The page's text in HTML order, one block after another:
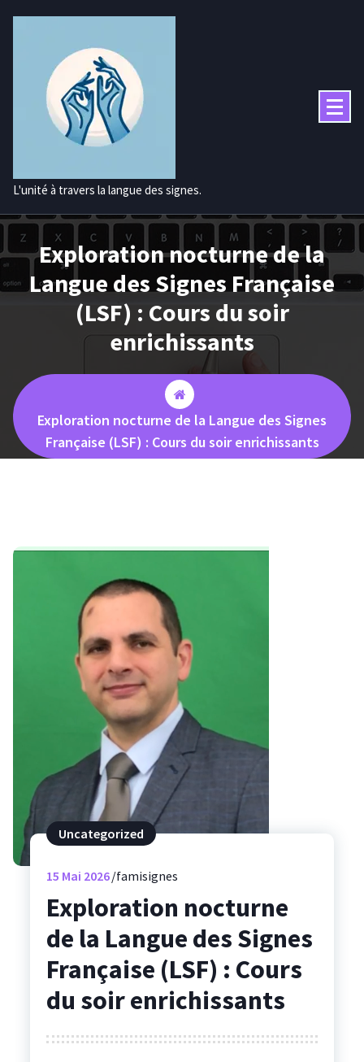
L'unité à travers la langue des signes.
Exploration nocturne de la
Langue des Signes Française
(LSF) : Cours du soir
enrichissants
Exploration nocturne de la Langue des Signes
Française (LSF) : Cours du soir enrichissants
Uncategorized
15 Mai 2026 famisignes
Exploration nocturne
de la Langue des Signes
Française (LSF) : Cours
du soir enrichissants